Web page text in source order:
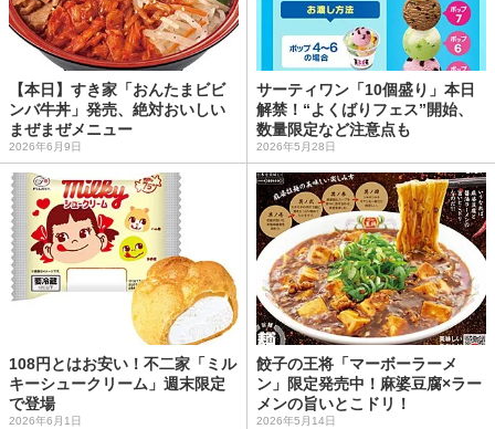
【本日】すき家「おんたまビビ
ンバ牛丼」発売、絶対おいしい
まぜまぜメニュー
2026年6月9日
サーティワン「10個盛り」本日
解禁！“よくばりフェス”開始、
数量限定など注意点も
2026年5月28日
108円とはお安い！不二家「ミル
キーシュークリーム」週末限定
で登場
2026年6月1日
餃子の王将「マーボーラーメ
ン」限定発売中！麻婆豆腐×ラー
メンの旨いとこドリ！
2026年5月14日